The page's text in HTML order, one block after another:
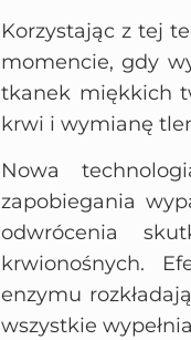
Korzystając z tej
momencie, gdy
tkanek miękkich
krwi i wymianę
Nowa
zapobiegania
odwrócenia
krwionośnych.
enzymu
wszystkie